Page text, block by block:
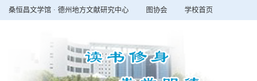
桑恒昌文学馆 · 德州地方文献研究中心 图协会 学校首页